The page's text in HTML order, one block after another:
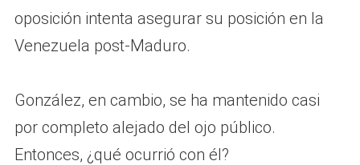
oposición intenta asegurar su posición en la
Venezuela post-Maduro.
González, en cambio, se ha mantenido casi
por completo alejado del ojo público.
Entonces, ¿qué ocurrió con él?